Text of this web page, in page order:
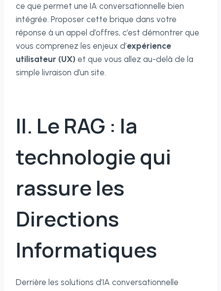
ce que permet une IA conversationnelle bien
intégrée. Proposer cette brique dans votre
réponse à un appel d’offres, c’est démontrer que
vous comprenez les enjeux d’expérience
utilisateur (UX) et que vous allez au-delà de la
simple livraison d’un site.
II. Le RAG : la
technologie qui
rassure les
Directions
Informatiques
Derrière les solutions d’IA conversationnelle